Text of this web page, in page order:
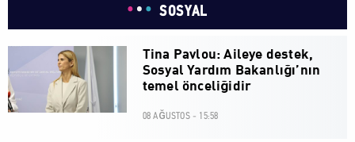
SOSYAL
Tina Pavlou: Aileye destek,
Sosyal Yardım Bakanlığı’nın
temel önceliğidir
08 AĞUSTOS - 15:58